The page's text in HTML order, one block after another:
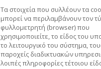
Τα στοιχεία που συλλέουν τα
μπορεί να περιλαμβάνουν τον
φυλλομετρητή (browser) που
χρησιμοποιείτε, το είδος του
το λειτουργικό του σύστημα,
παροχείς διαδικτυακών
λοιπές πληροφορίες τέτοιου